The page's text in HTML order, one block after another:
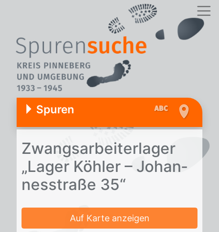
Spuren
Zwangs­ar­bei­ter­la­ger
„La­ger Köh­ler – Jo­han­
nes­stra­ße 35“
Auf Karte anzeigen